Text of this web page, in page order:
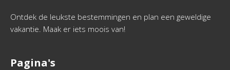
Ontdek de leukste bestemmingen en plan een geweldige
vakantie. Maak er iets moois van!
Pagina's